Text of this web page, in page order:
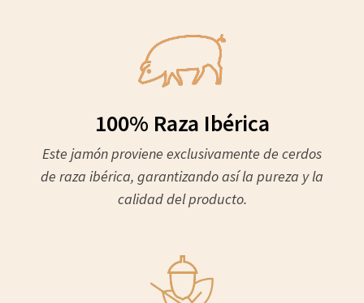
100% Raza Ibérica
Este jamón proviene exclusivamente de cerdos
de raza ibérica, garantizando así la pureza y la
calidad del producto.